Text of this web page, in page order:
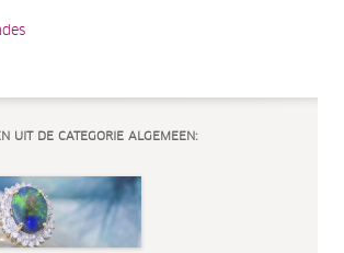
UIT DE CATEGORIE ALGEMEEN: